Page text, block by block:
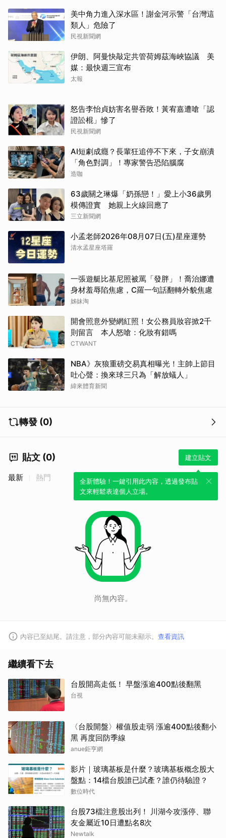
美中角力進入深水區！謝金河示警「台灣這
類人」危險了
民視新聞網
伊朗、阿曼快敲定共管荷姆茲海峽協議 美
媒：最快週三宣布
太報
怒告李怡貞妨害名譽吞敗！黃宥嘉遭嗆「認
證訟棍」慘了
民視新聞網
AI短劇成癮？長輩狂追停不下來，子女崩潰
「角色對調」！專家警告恐陷腦腐
造咖
63歲關之琳爆「奶孫戀！」愛上小36歲男
模傳證實 她親上火線回應了
三立新聞網
小孟老師2026年08月07日(五)星座運勢
清水孟星座塔羅
一張遊艇比基尼照被罵「發胖」！喬治娜遭
身材羞辱陷焦慮，C羅一句話翻轉外貌焦慮
姊妹淘
開會照意外變網紅照！女公務員妝容掀2千
則留言 本人怒嗆：化妝有錯嗎
CTWANT
NBA》灰狼重磅交易真相曝光！主帥上節目
吐心聲：換來球三只為「解放蟻人」
緯來體育新聞
轉發 (0)
貼文 (0) 建立貼文
全新體驗！一鍵引用此內容，透過發布貼
文來輕鬆表達個人立場。
最新 熱門
尚無內容。
內容已至結尾。請注意，部分內容可能未顯示。 查看資訊
繼續看下去
台股開高走低！ 早盤漲逾400點後翻黑
台視
〈台股開盤〉權值股走弱 漲逾400點後翻小
黑 再度回防季線
anue鉅亨網
影片｜玻璃基板是什麼？玻璃基板概念股大
盤點：14檔台股誰已試產？誰仍待驗證？
數位時代
台股73檔注意股出列！ 川湖今攻漲停、聯
友金屬近10日遭點名8次
Newtalk